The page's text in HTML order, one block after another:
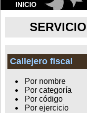
INICIO
Callejero fiscal
Por nombre
Por categoría
Por código
Por ejercicio